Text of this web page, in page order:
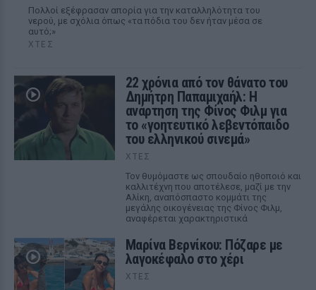
Πολλοί εξέφρασαν απορία για την καταλληλότητα του
νερού, με σχόλια όπως «τα πόδια του δεν ήταν μέσα σε
αυτό;»
ΧΤΕΣ
22 χρόνια από τον θάνατο του
Δημήτρη Παπαμιχαήλ: Η
ανάρτηση της Φίνος Φιλμ για
το «γοητευτικό λεβεντόπαιδο
του ελληνικού σινεμά»
ΧΤΕΣ
Τον θυμόμαστε ως σπουδαίο ηθοποιό και
καλλιτέχνη που αποτέλεσε, μαζί με την
Αλίκη, αναπόσπαστο κομμάτι της
μεγάλης οικογένειας της Φίνος Φιλμ,
αναφέρεται χαρακτηριστικά
Μαρίνα Βερνίκου: Πόζαρε με
λαγοκέφαλο στο χέρι
ΧΤΕΣ